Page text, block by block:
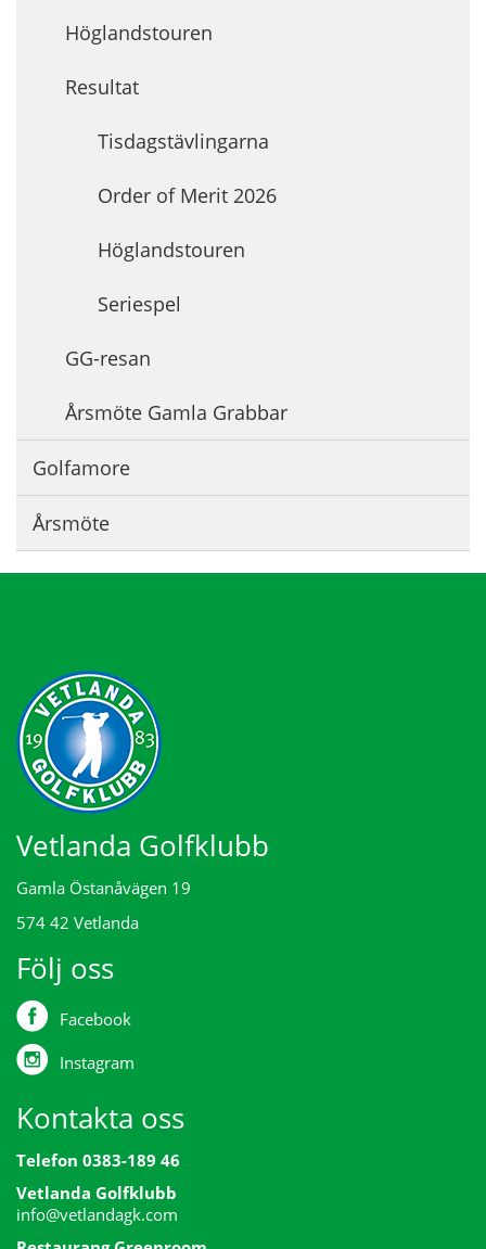
Höglandstouren
Resultat
Tisdagstävlingarna
Order of Merit 2026
Höglandstouren
Seriespel
GG-resan
Årsmöte Gamla Grabbar
Golfamore
Årsmöte
Vetlanda Golfklubb
Gamla Östanåvägen 19
574 42 Vetlanda
Följ oss
Facebook
Instagram
Kontakta oss
Telefon 0383-189 46
Vetlanda Golfklubb
info@vetlandagk.com